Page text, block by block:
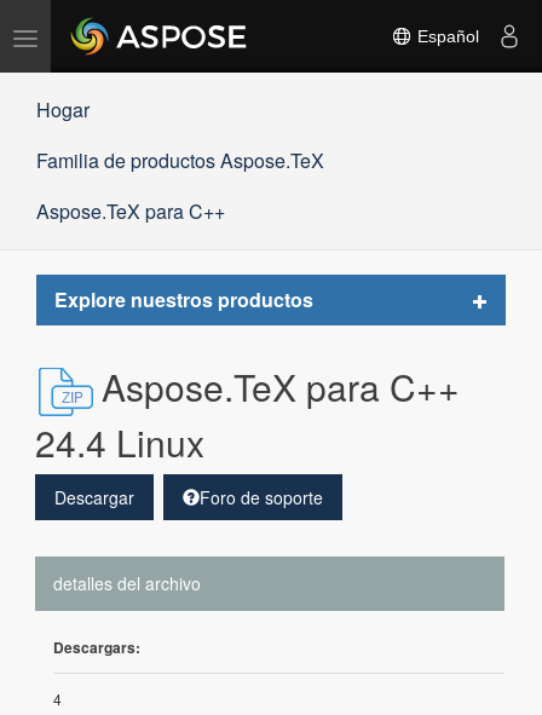
Alternar
navegación
Español
Hogar
Familia de productos Aspose.TeX
Aspose.TeX para C++
Explore nuestros productos
Toggle
Aspose.TeX para C++
24.4 Linux
Descargar Foro de soporte
detalles del archivo
Descargars:
4